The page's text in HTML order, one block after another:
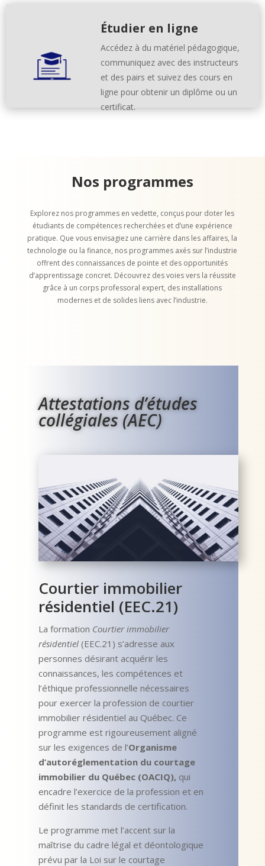
Étudier en ligne
Accédez à du matériel pédagogique,
communiquez avec des instructeurs
et des pairs et suivez des cours en
ligne pour obtenir un diplôme ou un
certificat.
Nos programmes
Explorez nos programmes en vedette, conçus pour doter les
étudiants de compétences recherchées et d’une expérience
pratique. Que vous envisagiez une carrière dans les affaires, la
technologie ou la finance, nos programmes axés sur l’industrie
offrent des connaissances de pointe et des opportunités
d’apprentissage concret. Découvrez des voies vers la réussite
grâce à un corps professoral expert, des installations
modernes et de solides liens avec l’industrie.
Attestations d’études
collégiales (AEC)
Courtier immobilier
résidentiel (EEC.21)
La formation Courtier immobilier
résidentiel (EEC.21) s’adresse aux
personnes désirant acquérir les
connaissances, les compétences et
l’éthique professionnelle nécessaires
pour exercer la profession de courtier
immobilier résidentiel au Québec. Ce
programme est rigoureusement aligné
sur les exigences de l’Organisme
d’autoréglementation du courtage
immobilier du Québec (OACIQ), qui
encadre l’exercice de la profession et en
définit les standards de certification.
Le programme met l’accent sur la
maîtrise du cadre légal et déontologique
prévu par la Loi sur le courtage